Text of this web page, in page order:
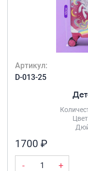
Артикул:
D-013-25
1700 ₽
- +